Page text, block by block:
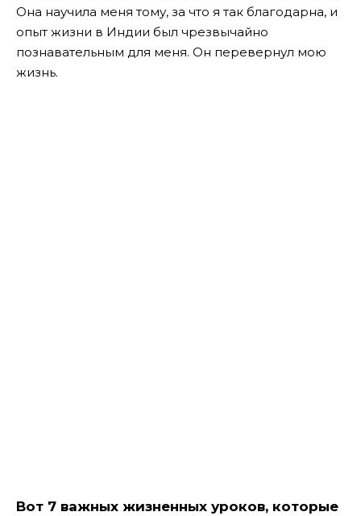
Она научила меня тому, за что я так благодарна, и
опыт жизни в Индии был чрезвычайно
познавательным для меня. Он перевернул мою
жизнь.
Вот 7 важных жизненных уроков, которые